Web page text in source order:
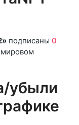
подписаны 0
убыли